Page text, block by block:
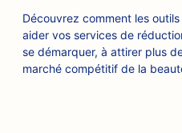
Découvrez comment les
aider vos services de
se démarquer, à attirer plus
marché compétitif de la